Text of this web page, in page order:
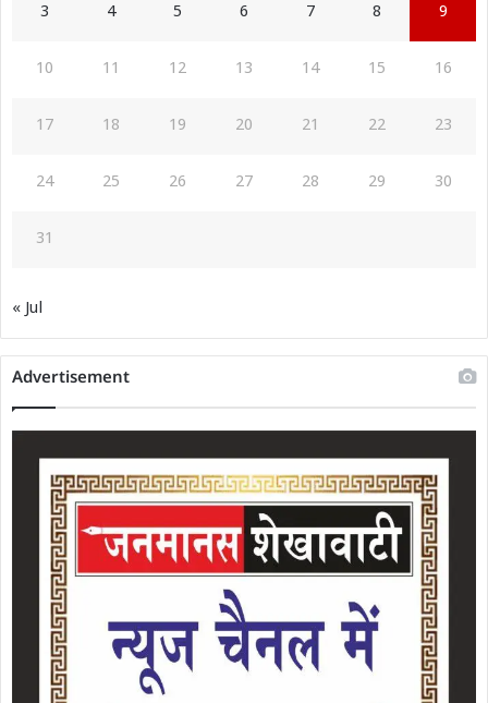
3 4 5 6 7 8 9
10 11 12 13 14 15 16
17 18 19 20 21 22 23
24 25 26 27 28 29 30
31
« Jul
Advertisement